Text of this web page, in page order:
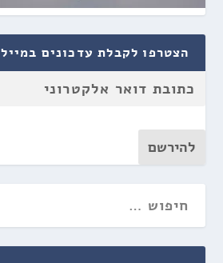
הצטרפו לקבלת עדכונים במייל
להירשם